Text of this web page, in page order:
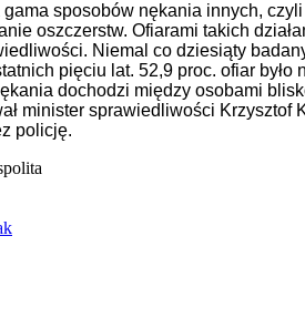
gama sposobów nękania innych,
oszczerstw. Ofiarami takich
Niemal co dziesiąty
pięciu lat. 52,9 proc. ofiar
dochodzi między osobami
minister sprawiedliwości
policję.